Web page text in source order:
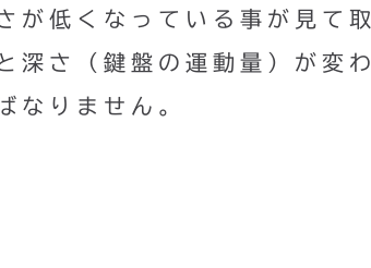
が低くなっている事が見て取
深さ（鍵盤の運動量）が変わ
なりません。